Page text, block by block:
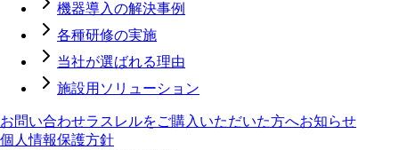
機器導入の解決事例
各種研修の実施
当社が選ばれる理由
施設用ソリューション
お問い合わせラスレルをご購入いただいた方へお知らせ
個人情報保護方針